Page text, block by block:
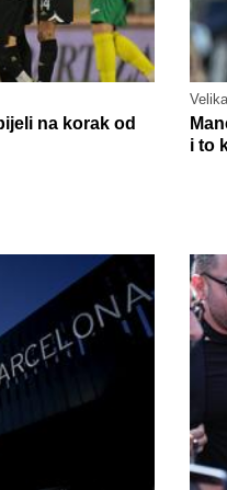
na korak od
i to